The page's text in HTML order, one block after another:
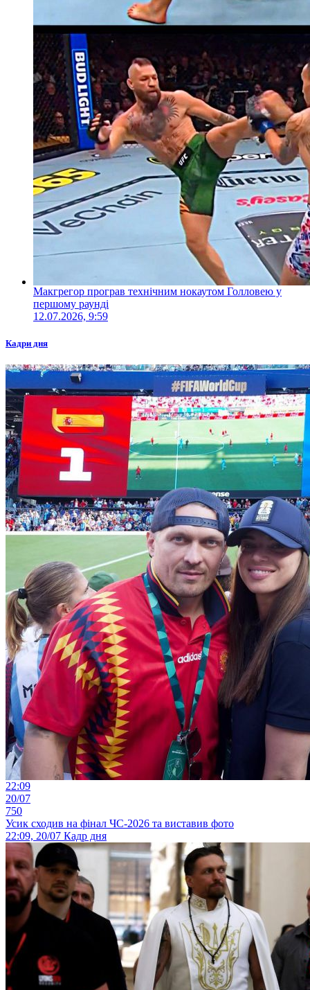
Макгрегор програв технічним нокаутом Голловею у
першому раунді
12.07.2026, 9:59
Кадри дня
22:09
20/07
750
Усик сходив на фінал ЧС-2026 та виставив фото
22:09, 20/07 Кадр дня